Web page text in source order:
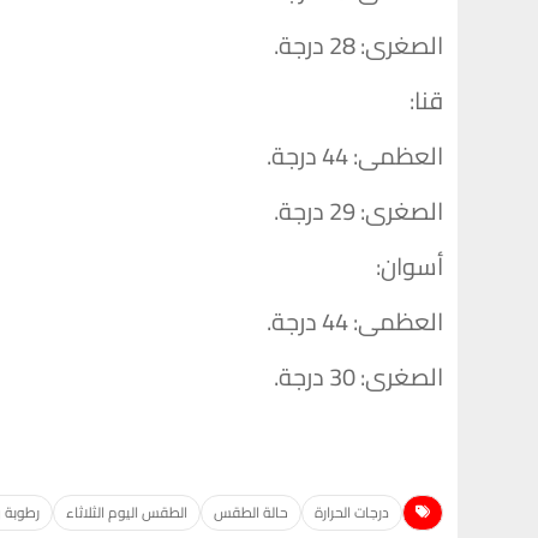
​الصغرى: 28 درجة.
​قنا:
​العظمى: 44 درجة.
​الصغرى: 29 درجة.
​أسوان:
​العظمى: 44 درجة.
​الصغرى: 30 درجة.
درجات الحرارة حالة الطقس الطقس اليوم الثلاثاء رطوبة